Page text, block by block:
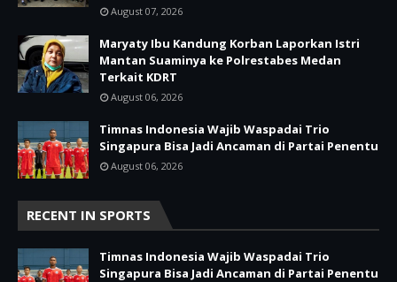
August 07, 2026
Maryaty Ibu Kandung Korban Laporkan Istri
Mantan Suaminya ke Polrestabes Medan
Terkait KDRT
August 06, 2026
Timnas Indonesia Wajib Waspadai Trio
Singapura Bisa Jadi Ancaman di Partai Penentu
August 06, 2026
RECENT IN SPORTS
Timnas Indonesia Wajib Waspadai Trio
Singapura Bisa Jadi Ancaman di Partai Penentu